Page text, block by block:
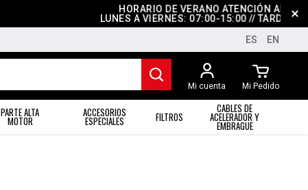
ES EN
Mi cuenta Mi Pedido
PARTE ALTA
MOTOR
ACCESORIOS
ESPECIALES FILTROS
CABLES DE
ACELERADOR Y
EMBRAGUE
HORARIO DE VERANO ATENCIÓN AL
LUNES A VIERNES: 07:00-15:00 // TARDES: